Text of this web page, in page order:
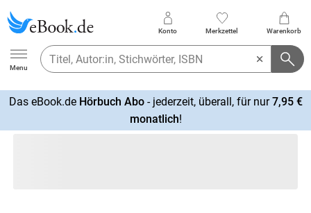
Ebook.de
Menu
Konto Merkzettel Warenkorb
Das eBook.de Hörbuch Abo- jederzeit, überall, für nur7,95 €
monatlich!